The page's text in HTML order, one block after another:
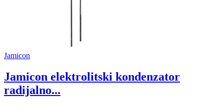
Jamicon
Jamicon elektrolitski kondenzator
radijalno...